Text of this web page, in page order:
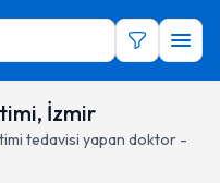
İzmir
tedavisi yapan doktor -